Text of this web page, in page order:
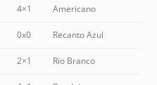
4×1 Americano
0x0 Recanto Azul
2×1 Rio Branco